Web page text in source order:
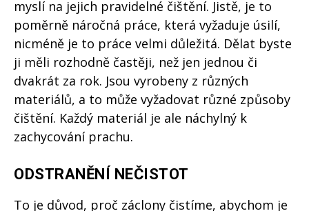
myslí na jejich pravidelné čištění. Jistě, je to
poměrně náročná práce, která vyžaduje úsilí,
nicméně je to práce velmi důležitá. Dělat byste
ji měli rozhodně častěji, než jen jednou či
dvakrát za rok. Jsou vyrobeny z různých
materiálů, a to může vyžadovat různé způsoby
čištění. Každý materiál je ale náchylný k
zachycování prachu.
ODSTRANĚNÍ NEČISTOT
To je důvod, proč záclony čistíme, abychom je